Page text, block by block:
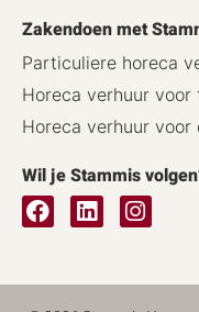
Zakendoen met
Particuliere horeca
Horeca verhuur voor
Horeca verhuur voor
Wil je Stammis